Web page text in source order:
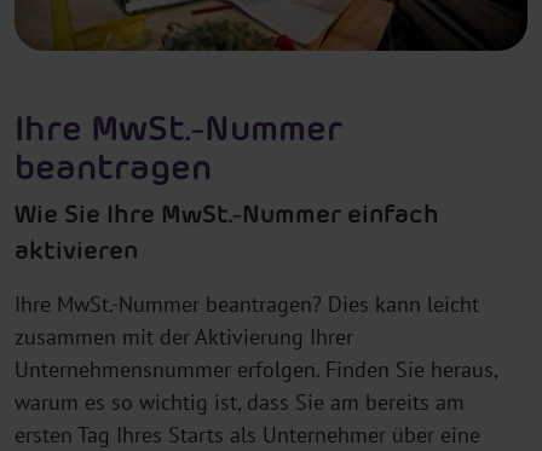
Ihre MwSt.-Nummer
beantragen
Wie Sie Ihre MwSt.-Nummer einfach
aktivieren
Ihre MwSt.-Nummer beantragen? Dies kann leicht
zusammen mit der Aktivierung Ihrer
Unternehmensnummer erfolgen. Finden Sie heraus,
warum es so wichtig ist, dass Sie am bereits am
ersten Tag Ihres Starts als Unternehmer über eine